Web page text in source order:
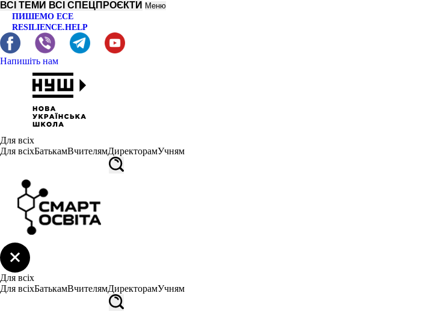
ВСІ ТЕМИ ВСІ СПЕЦПРОЄКТИ Меню
ПИШЕМО ЕСЕ
RESILIENCE.HELP
Напишіть нам
Для всіх
Для всіхБатькамВчителямДиректорамУчням
Для всіх
Для всіхБатькамВчителямДиректорамУчням